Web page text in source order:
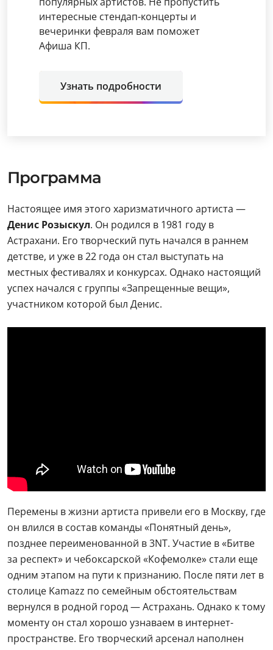
интересные стендап-концерты и
вечеринки февраля вам поможет
Афиша КП.
Узнать подробности
Программа
Настоящее имя этого харизматичного артиста —
Денис Розыскул. Он родился в 1981 году в
Астрахани. Его творческий путь начался в раннем
детстве, и уже в 22 года он стал выступать на
местных фестивалях и конкурсах. Однако настоящий
успех начался с группы «Запрещенные вещи»,
участником которой был Денис.
Перемены в жизни артиста привели его в Москву, где
он влился в состав команды «Понятный день»,
позднее переименованной в 3NT. Участие в «Битве
за респект» и чебоксарской «Кофемолке» стали еще
одним этапом на пути к признанию. После пяти лет в
столице Kamazz по семейным обстоятельствам
вернулся в родной город — Астрахань. Однако к тому
моменту он стал хорошо узнаваем в интернет-
пространстве. Его творческий арсенал наполнен